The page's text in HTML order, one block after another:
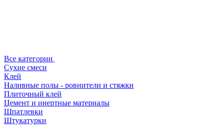
Все категории
Сухие смеси
Клей
Наливные полы - ровнители и стяжки
Плиточный клей
Цемент и инертные материалы
Шпатлевки
Штукатурки